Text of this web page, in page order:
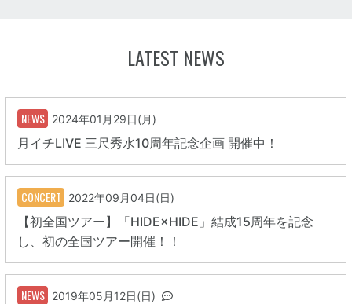
LATEST NEWS
NEWS 2024年01月29日(月)
月イチLIVE 三尺秀水10周年記念企画 開催中！
CONCERT 2022年09月04日(日)
【初全国ツアー】「HIDE×HIDE」結成15周年を記念
し、初の全国ツアー開催！！
NEWS 2019年05月12日(日)